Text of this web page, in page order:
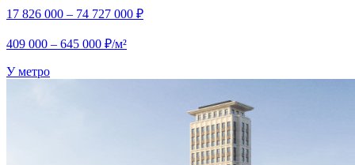
17 826 000 – 74 727 000 ₽
409 000 – 645 000 ₽/м²
У метро